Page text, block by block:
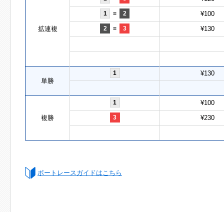
拡連複
1 = 2 ¥100
2 = 3 ¥130
単勝
1 ¥130
複勝
1 ¥100
3 ¥230
ボートレースガイドはこちら